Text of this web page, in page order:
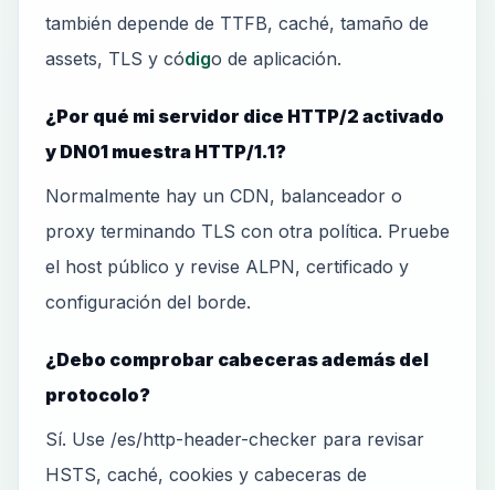
también depende de TTFB, caché, tamaño de
assets, TLS y código de aplicación.
¿Por qué mi servidor dice HTTP/2 activado
y DN01 muestra HTTP/1.1?
Normalmente hay un CDN, balanceador o
proxy terminando TLS con otra política. Pruebe
el host público y revise ALPN, certificado y
configuración del borde.
¿Debo comprobar cabeceras además del
protocolo?
Sí. Use /es/http-header-checker para revisar
HSTS, caché, cookies y cabeceras de